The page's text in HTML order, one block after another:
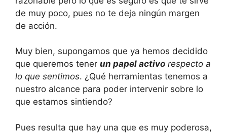
de muy poco, pues no te deja ningún margen
de acción.
Muy bien, supongamos que ya hemos decidido
que queremos tener un papel activo respecto a
lo que sentimos. ¿Qué herramientas tenemos a
nuestro alcance para poder intervenir sobre lo
que estamos sintiendo?
Pues resulta que hay una que es muy poderosa,